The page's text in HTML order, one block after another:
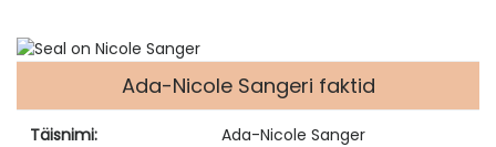
Ada-Nicole Sangeri faktid
Täisnimi: Ada-Nicole Sanger